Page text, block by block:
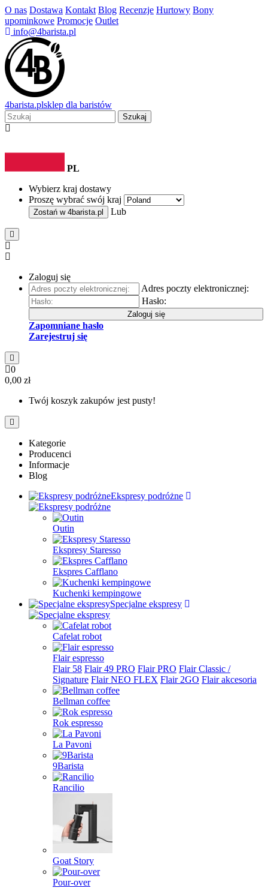
O nas Dostawa Kontakt Blog Recenzje Hurtowy Bony
upominkowe Promocje Outlet
info@4barista.pl
4barista.plsklep dla baristów
Szukaj
PL
Wybierz kraj dostawy
Proszę wybrać swój kraj
Zostań w 4barista.pl Lub
Zaloguj się
Adres poczty elektronicznej:
Hasło:
Zaloguj się
Zapomniane hasło
Zarejestruj się
0
0,00 zł
Twój koszyk zakupów jest pusty!
Kategorie
Producenci
Informacje
Blog
Ekspresy podróżne
Outin
Ekspresy Staresso
Ekspres Cafflano
Kuchenki kempingowe
Specjalne ekspresy
Cafelat robot
Flair espresso
Flair 58 Flair 49 PRO Flair PRO Flair Classic /
Signature Flair NEO FLEX Flair 2GO Flair akcesoria
Bellman coffee
Rok espresso
La Pavoni
9Barista
Rancilio
Goat Story
Pour-over